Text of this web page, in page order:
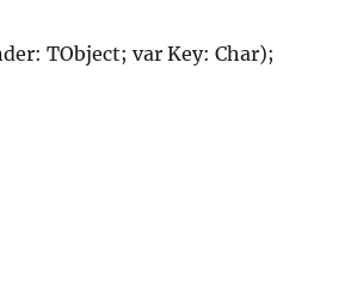
TObject; var Key: Char);